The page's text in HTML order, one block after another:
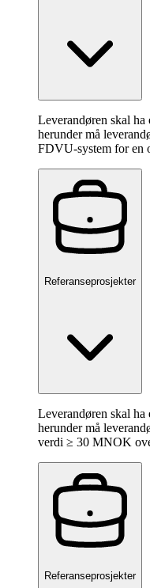
Leverandøren skal ha
herunder må
FDVU-system for en
Referanseprosjekter
Leverandøren skal ha
herunder må
verdi ≥ 30 MNOK
Referanseprosjekter